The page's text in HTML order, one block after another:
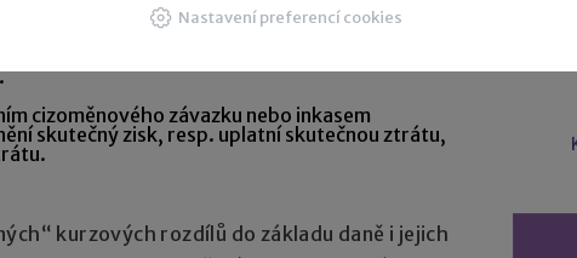
a nikoliv např. u valutové pokladny,
papírů a eventuálně dalších cizoměnových
okamžik realizace nevzniká, nebo u nichž se
cizoměnového závazku nebo inkasem
skutečný zisk, resp. uplatní skutečnou ztrátu,
kurzových rozdílů do základu daně i jejich
Nastavení preferencí cookies